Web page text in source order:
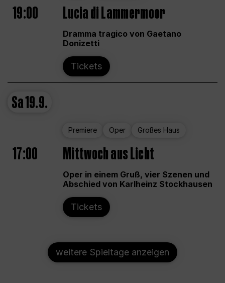
19:00 Lucia di Lammermoor
Dramma tragico von Gaetano
Donizetti
Tickets
Sa19.9.
Premiere Oper Großes Haus
17:00 Mittwoch aus Licht
Oper in einem Gruß, vier Szenen und
Abschied von Karlheinz Stockhausen
Tickets
weitere Spieltage anzeigen